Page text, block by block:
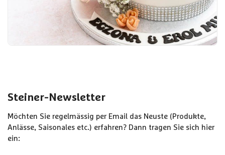
Steiner-Newsletter
Möchten Sie regelmässig per Email das Neuste (Produkte,
Anlässe, Saisonales etc.) erfahren? Dann tragen Sie sich hier
ein: